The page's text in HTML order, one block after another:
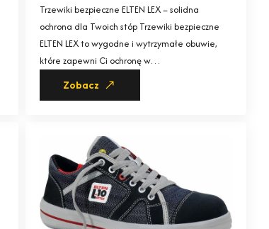
Trzewiki bezpieczne ELTEN LEX – solidna
ochrona dla Twoich stóp Trzewiki bezpieczne
ELTEN LEX to wygodne i wytrzymałe obuwie,
które zapewni Ci ochronę w…
Zobacz